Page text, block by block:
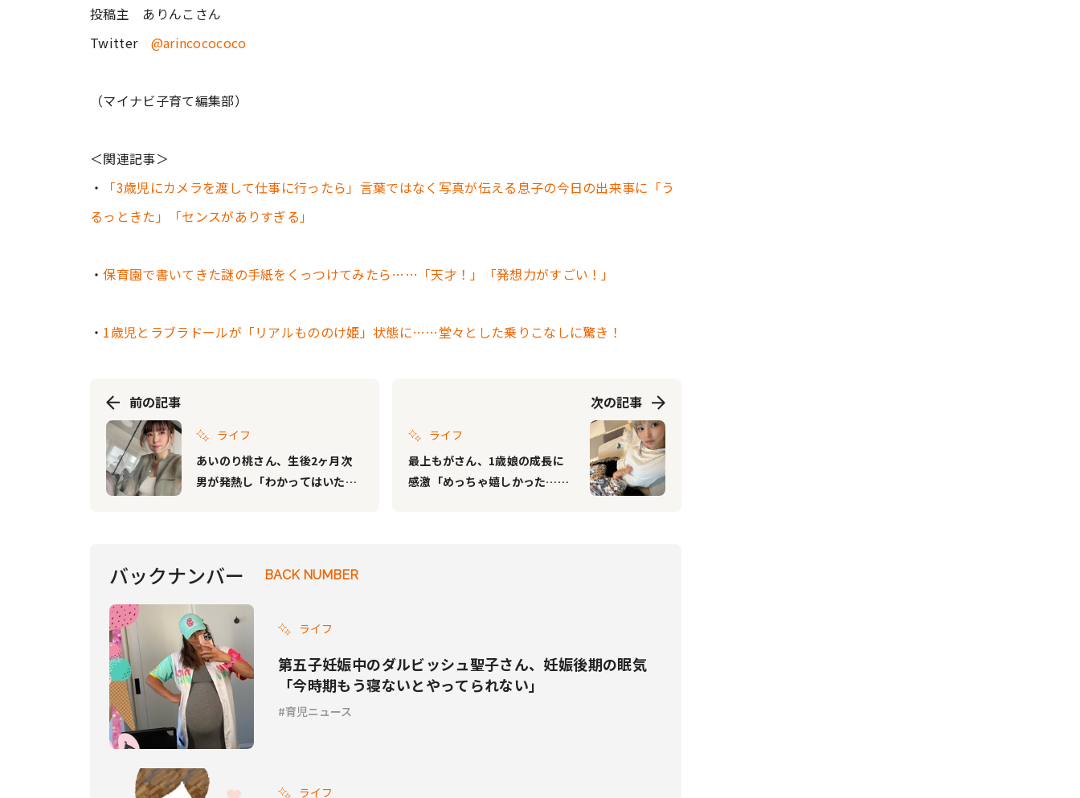
投稿主 ありんこさん
Twitter @arincocococo
（マイナビ子育て編集部）
＜関連記事＞
・
「3歳児にカメラを渡して仕事に行ったら」言葉ではなく写真が伝える息子の今日の出来事に「う
るっときた」「センスがありすぎる」
・保育園で書いてきた謎の手紙をくっつけてみたら……「天才！」「発想力がすごい！」
・ 1歳児とラブラドールが「リアルもののけ姫」状態に……堂々とした乗りこなしに驚き！
前の記事
ライフ
あいのり桃さん、生後2ヶ月次
男が発熱し「わかってはいたけ
次の記事
ライフ
最上もがさん、1歳娘の成長に
感激「めっちゃ嬉しかった…」
バックナンバー BACK NUMBER
ライフ
第五子妊娠中のダルビッシュ聖子さん、妊娠後期の眠気
「今時期もう寝ないとやってられない」
育児ニュース
ライフ